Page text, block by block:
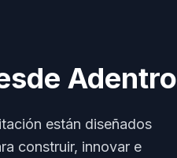
Adentro
están diseñados
construir, innovar e